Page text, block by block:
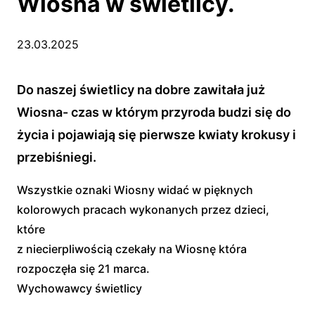
23.03.2025
Do naszej świetlicy na dobre zawitała już
Wiosna- czas w którym przyroda budzi się do
życia i pojawiają się pierwsze kwiaty krokusy i
przebiśniegi.
Wszystkie oznaki Wiosny widać w pięknych
kolorowych pracach wykonanych przez dzieci,
które
z niecierpliwością czekały na Wiosnę która
rozpoczęła się 21 marca.
Wychowawcy świetlicy